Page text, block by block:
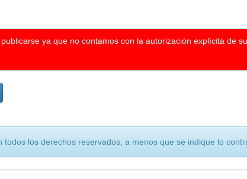
ya que no contamos con la autorización explícita de
los derechos reservados, a menos que se indique lo